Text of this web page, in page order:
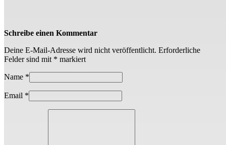
Schreibe einen Kommentar
Deine E-Mail-Adresse wird nicht veröffentlicht. Erforderliche
Felder sind mit * markiert
Name *
Email *